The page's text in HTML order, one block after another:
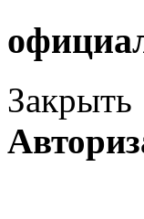
Закрыть